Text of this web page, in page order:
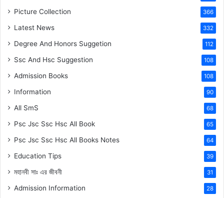
Picture Collection 366
Latest News 332
Degree And Honors Suggetion 112
Ssc And Hsc Suggestion 108
Admission Books 108
Information 90
All SmS 68
Psc Jsc Ssc Hsc All Book 65
Psc Jsc Ssc Hsc All Books Notes 64
Education Tips 39
মহানবী সাঃ এর জীবনী 31
Admission Information 28